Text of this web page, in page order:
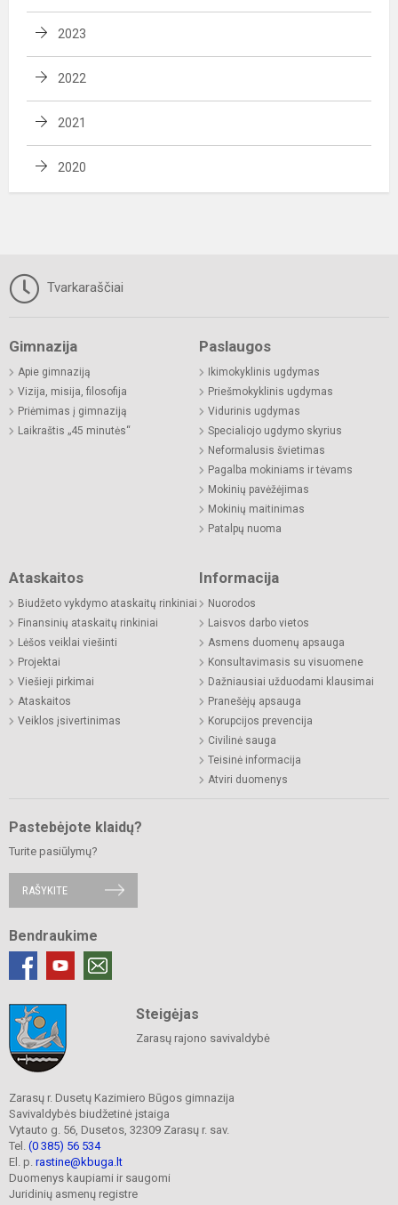
2023
2022
2021
2020
Tvarkaraščiai
Gimnazija
Apie gimnaziją
Vizija, misija, filosofija
Priėmimas į gimnaziją
Laikraštis „45 minutės“
Paslaugos
Ikimokyklinis ugdymas
Priešmokyklinis ugdymas
Vidurinis ugdymas
Specialiojo ugdymo skyrius
Neformalusis švietimas
Pagalba mokiniams ir tėvams
Mokinių pavėžėjimas
Mokinių maitinimas
Patalpų nuoma
Ataskaitos
Biudžeto vykdymo ataskaitų rinkiniai
Finansinių ataskaitų rinkiniai
Lėšos veiklai viešinti
Projektai
Viešieji pirkimai
Ataskaitos
Veiklos įsivertinimas
Informacija
Nuorodos
Laisvos darbo vietos
Asmens duomenų apsauga
Konsultavimasis su visuomene
Dažniausiai užduodami klausimai
Pranešėjų apsauga
Korupcijos prevencija
Civilinė sauga
Teisinė informacija
Atviri duomenys
Pastebėjote klaidų?
Turite pasiūlymų?
RAŠYKITE
Bendraukime
Steigėjas
Zarasų rajono savivaldybė
Zarasų r. Dusetų Kazimiero Būgos gimnazija
Savivaldybės biudžetinė įstaiga
Vytauto g. 56, Dusetos, 32309 Zarasų r. sav.
Tel. (0 385) 56 534
El. p. rastine@kbuga.lt
Duomenys kaupiami ir saugomi
Juridinių asmenų registre